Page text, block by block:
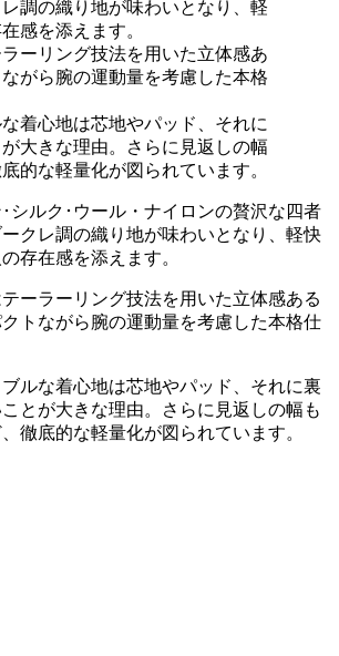
シルク･ウール・ナイロンの贅沢な四者
クレ調の織り地が味わいとなり、軽快
存在感を添えます。
ーラーリング技法を用いた立体感ある
トながら腕の運動量を考慮した本格仕
ルな着心地は芯地やパッド、それに裏
とが大きな理由。さらに見返しの幅も
徹底的な軽量化が図られています。